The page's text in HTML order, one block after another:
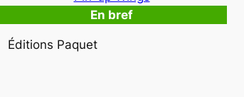
En bref
Éditions Paquet